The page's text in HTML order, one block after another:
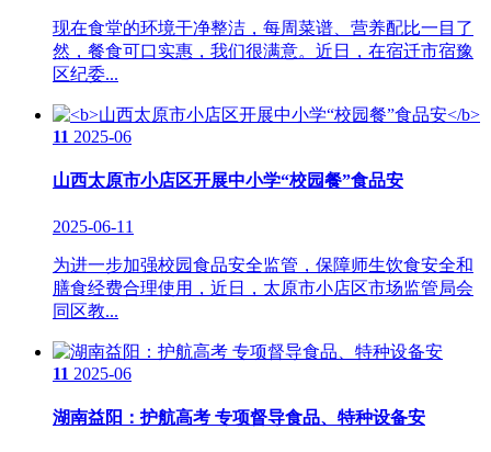
现在食堂的环境干净整洁，每周菜谱、营养配比一目了
然，餐食可口实惠，我们很满意。近日，在宿迁市宿豫
区纪委...
11 2025-06
山西太原市小店区开展中小学“校园餐”食品安
2025-06-11
为进一步加强校园食品安全监管，保障师生饮食安全和
膳食经费合理使用，近日，太原市小店区市场监管局会
同区教...
11 2025-06
湖南益阳：护航高考 专项督导食品、特种设备安